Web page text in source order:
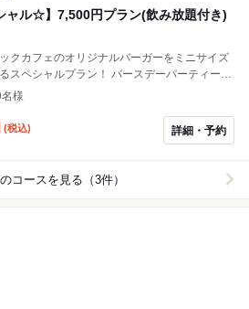
ャル☆】7,500円プラン(飲み放題付き)
クカフェのオリジナルバーガーをミニサイズ
ルプラン！ バースデーパーティー・
女子会、日頃のご褒美にもピッタリのハード
せてアレンジも可能なのでお気軽にご相談く
ただけます(ビール付きは2,500円)。（120分制/
様
(税込) 詳細・予約
コースを見る（3件）